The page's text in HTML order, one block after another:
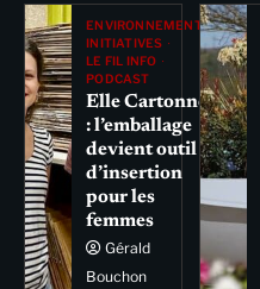
ENVIRONNEMENT
INITIATIVES
LE FIL INFO
PODCAST
Elle Cartonne
: l’emballage
devient outil
d’insertion
pour les
femmes
Gérald
Bouchon